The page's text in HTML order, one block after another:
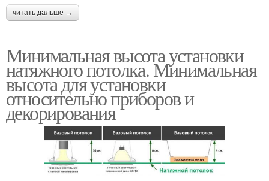
читать дальше →
Минимальная высота установки
натяжного потолка. Минимальная
высота для установки
относительно приборов и
декорирования